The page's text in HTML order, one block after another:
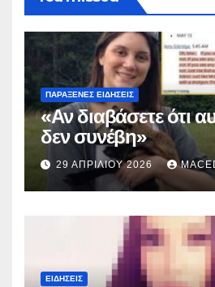
ΠΑΡΆΞΕΝΕΣ ΕΙΔΉΣΕΙΣ
«Αν διαβάσετε ότι
δεν συνέβη»
29 ΑΠΡΙΛΊΟΥ 2026
ΕΙΔΉΣΕΙΣ